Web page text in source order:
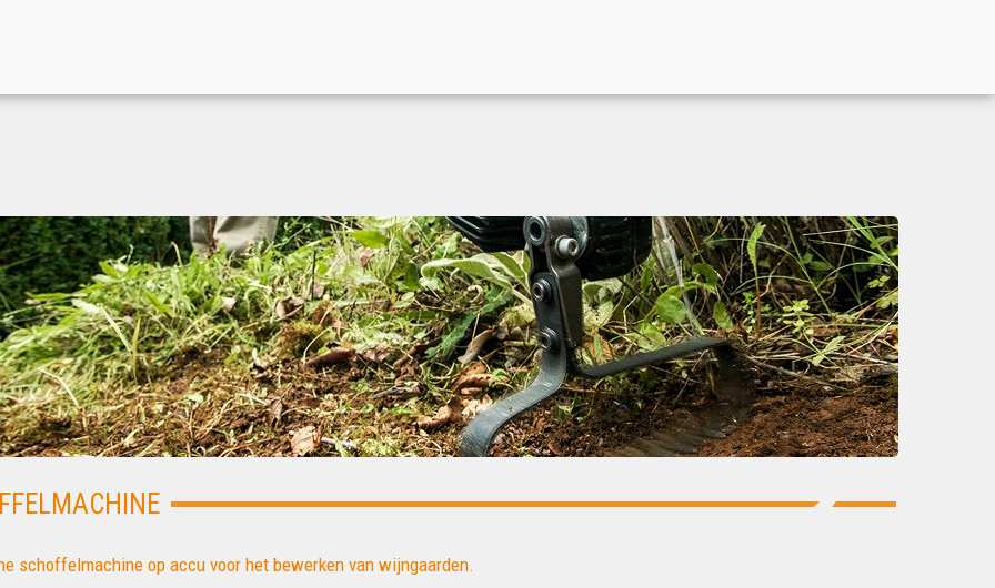
schoffelmachine op accu voor het bewerken van wijngaarden.